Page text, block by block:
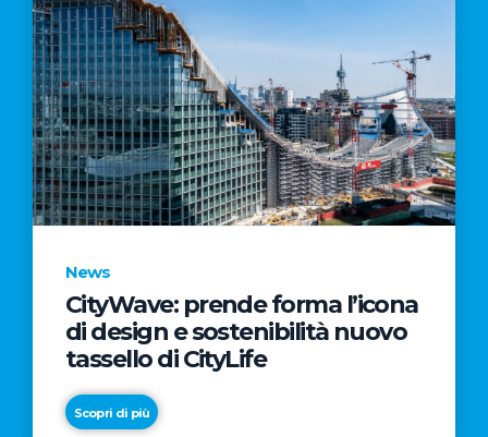
News
CityWave: prende forma l’icona
di design e sostenibilità nuovo
tassello di CityLife
Scopri di più
News